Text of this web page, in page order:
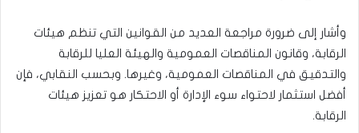
وأشار إلى ضرورة مراجعة العديد من القوانين التي تنظم هيئات
الرقابة، وقانون المناقصات العمومية والهيئة العليا للرقابة
والتدقيق في المناقصات العمومية، وغيرها. وبحسب النقابي، فإن
أفضل استثمار لاحتواء سوء الإدارة أو الاحتكار هو تعزيز هيئات
الرقابة.